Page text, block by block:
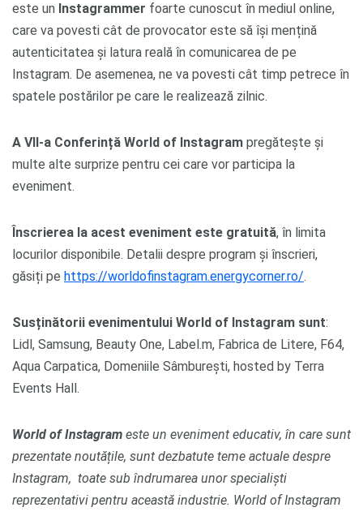
este un Instagrammer foarte cunoscut în mediul online,
care va povesti cât de provocator este să își mențină
autenticitatea și latura reală în comunicarea de pe
Instagram. De asemenea, ne va povesti cât timp petrece în
spatele postărilor pe care le realizează zilnic.
A VII-a Conferință World of Instagram pregătește și
multe alte surprize pentru cei care vor participa la
eveniment.
Înscrierea la acest eveniment este gratuită, în limita
locurilor disponibile. Detalii despre program și înscrieri,
găsiți pe https://worldofinstagram.energycorner.ro/.
Susținătorii evenimentului World of Instagram sunt:
Lidl, Samsung, Beauty One, Label.m, Fabrica de Litere, F64,
Aqua Carpatica, Domeniile Sâmburești, hosted by Terra
Events Hall.
World of Instagram este un eveniment educativ, în care sunt
prezentate noutățile, sunt dezbatute teme actuale despre
Instagram, toate sub îndrumarea unor specialiști
reprezentativi pentru această industrie. World of Instagram